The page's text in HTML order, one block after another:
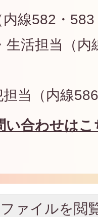
線582・
生活担当（内
当（内線
い合わせは
ァイルを閲